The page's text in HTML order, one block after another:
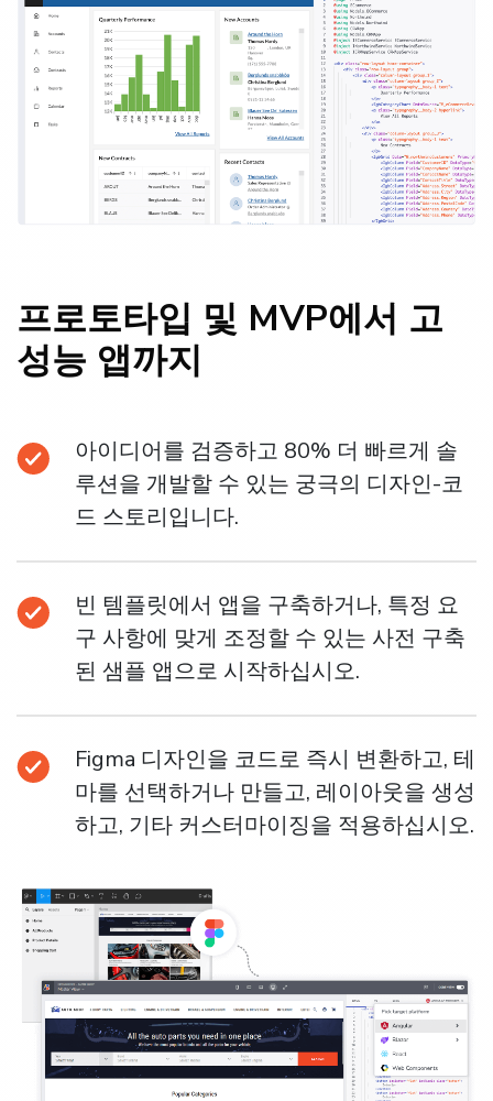
프로토타입 및 MVP에서 고
성능 앱까지
아이디어를 검증하고 80% 더 빠르게 솔
루션을 개발할 수 있는 궁극의 디자인-코
드 스토리입니다.
빈 템플릿에서 앱을 구축하거나, 특정 요
구 사항에 맞게 조정할 수 있는 사전 구축
된 샘플 앱으로 시작하십시오.
Figma 디자인을 코드로 즉시 변환하고, 테
마를 선택하거나 만들고, 레이아웃을 생성
하고, 기타 커스터마이징을 적용하십시오.